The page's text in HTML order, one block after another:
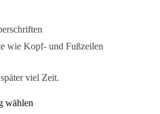
wie Kopf- und Fußzeilen
viel Zeit.
wählen